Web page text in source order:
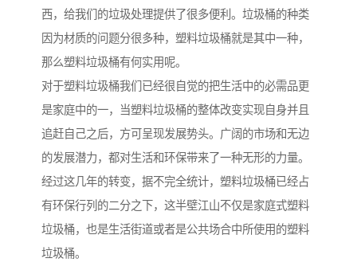
西，给我们的垃圾处理提供了很多便利。垃圾桶的种类
因为材质的问题分很多种，塑料垃圾桶就是其中一种，
那么塑料垃圾桶有何实用呢。
对于塑料垃圾桶我们已经很自觉的把生活中的必需品更
是家庭中的一，当塑料垃圾桶的整体改变实现自身并且
追赶自己之后，方可呈现发展势头。广阔的市场和无边
的发展潜力，都对生活和环保带来了一种无形的力量。
经过这几年的转变，据不完全统计，塑料垃圾桶已经占
有环保行列的二分之下，这半壁江山不仅是家庭式塑料
垃圾桶，也是生活街道或者是公共场合中所使用的塑料
垃圾桶。